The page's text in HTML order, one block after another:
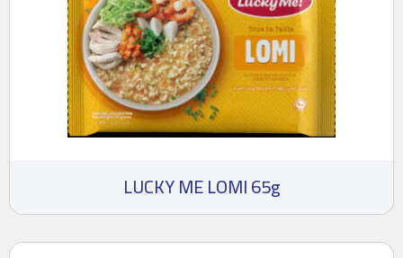
LUCKY ME LOMI 65g